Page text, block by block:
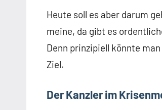
Heute soll es aber darum
meine, da gibt es
Denn prinzipiell könnte
Ziel.
Der Kanzler im